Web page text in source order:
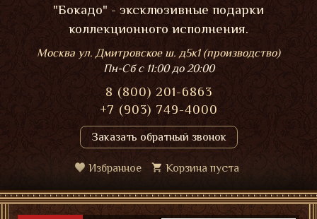
"Бокадо" - эксклюзивные подарки
коллекционного исполнения.
Москва ул. Дмитровское ш. д5к1 (производство)
Пн-Сбс 11:00 до 20:00
8 (800) 201-6863
+7 (903) 749-4000
Заказать обратный звонок
Избранное Корзина пуста